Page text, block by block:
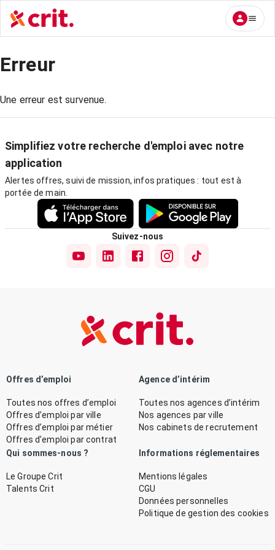
Erreur
Une erreur est survenue.
Simplifiez votre recherche d'emploi avec notre
application
Alertes offres, suivi de mission, infos pratiques : tout est à
portée de main.
Suivez-nous
Offres d’emploi
Toutes nos offres d’emploi
Offres d’emploi par ville
Offres d’emploi par métier
Offres d’emploi par contrat
Agence d’intérim
Toutes nos agences d’intérim
Nos agences par ville
Nos cabinets de recrutement
Qui sommes-nous ?
Le Groupe Crit
Talents Crit
Informations réglementaires
Mentions légales
CGU
Données personnelles
Politique de gestion des cookies